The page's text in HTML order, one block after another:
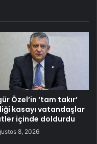
Özel’in ‘tam takır’
kasayı vatandaşlar
içinde doldurdu
8, 2026